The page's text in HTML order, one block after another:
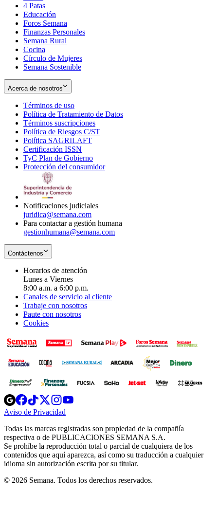
new
window
in
new
window
4 Patas
Educación
Foros Semana
Finanzas Personales
Semana Rural
Cocina
Círculo de Mujeres
Semana Sostenible
Acerca de nosotros
Términos de uso
in
new
window
Política de Tratamiento de Datos
Términos suscripciones
in
Política de Riesgos C/ST
Política SAGRILAFT
new
window
Certificación ISSN
in
new
TyC Plan de Gobierno
in
Protección del consumidorOpens
Notificaciones judiciales
juridica@semana.com
Para contactar a gestión humana
gestionhumana@semana.com
Contáctenos
Horarios de atención
Lunes a Viernes
8:00 a.m. a 6:00 p.m.
Canales de servicio al cliente
Trabaje con nosotros
Paute con nosotros
Cookies
Opens
in
new
Opens
in
new
Opens
in
new
window
Opens
new
windowwindow
Aviso de Privacidad
new
window
Todas las marcas registradas son propiedad de la compañía
respectiva o de PUBLICACIONES SEMANA S.A.
Se prohíbe la reproducción total o parcial de cualquiera de los
contenidos que aquí aparezca, así como su traducción a cualquier
idioma sin autorización escrita por su titular.
© 2026 Semana. Todos los derechos reservados.